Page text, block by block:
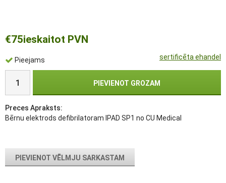
sertificēta ehandel
€75ieskaitot PVN
Pieejams
PIEVIENOT GROZAM
Preces Apraksts:
Bērnu elektrods defibrilatoram IPAD SP1 no CU Medical
PIEVIENOT VĒLMJU SARKASTAM